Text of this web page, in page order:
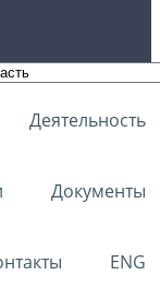
Деятельность
Документы
ENG